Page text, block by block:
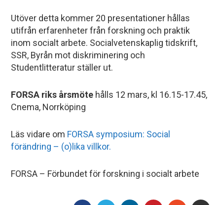
Utöver detta kommer 20 presentationer hållas
utifrån erfarenheter från forskning och praktik
inom socialt arbete. Socialvetenskaplig tidskrift,
SSR, Byrån mot diskriminering och
Studentlitteratur ställer ut.
FORSA riks årsmöte hålls 12 mars, kl 16.15-17.45,
Cnema, Norrköping
Läs vidare om FORSA symposium: Social
förändring – (o)lika villkor.
FORSA – Förbundet för forskning i socialt arbete